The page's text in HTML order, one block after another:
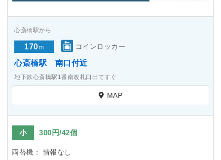
心斎橋駅から
170m コインロッカー
心斎橋駅 南口付近
地下鉄心斎橋駅1番南改札口出てすぐ
MAP
小 300円/42個
両替機：
情報なし